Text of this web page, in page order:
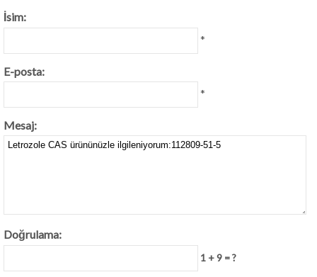
İsim:
*
E-posta:
*
Mesaj:
Doğrulama:
1 + 9 = ?